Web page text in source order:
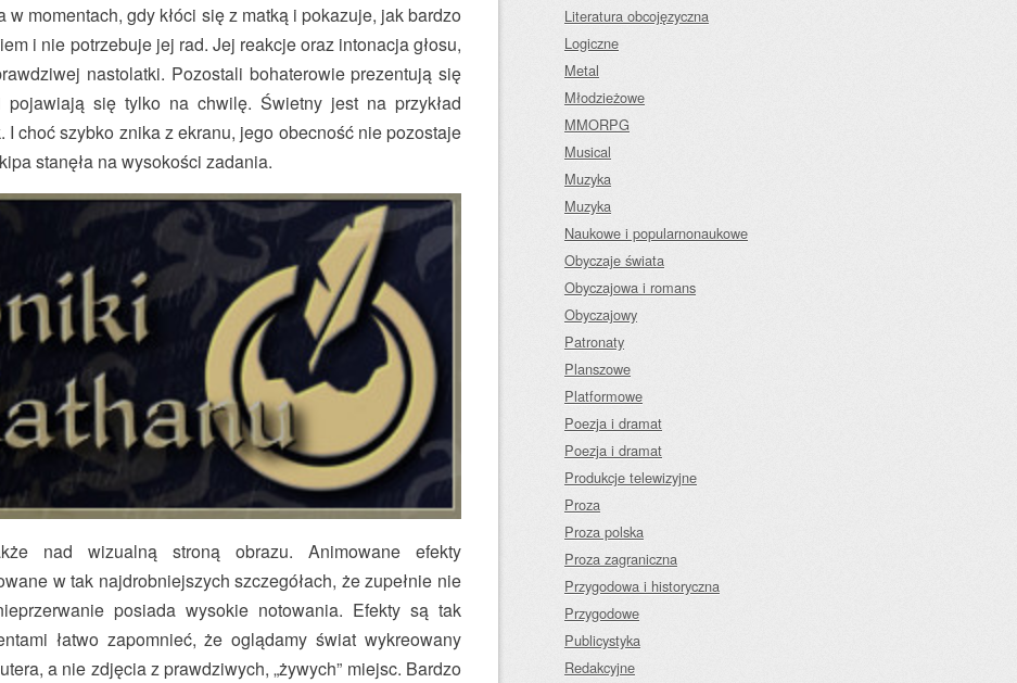
momentach, gdy kłóci się z matką i pokazuje, jak bardzo
i nie potrzebuje jej rad. Jej reakcje oraz intonacja głosu,
nastolatki. Pozostali bohaterowie prezentują się
pojawiają się tylko na chwilę. Świetny jest na przykład
I choć szybko znika z ekranu, jego obecność nie pozostaje
stanęła na wysokości zadania.
nad wizualną stroną obrazu. Animowane efekty
w tak najdrobniejszych szczegółach, że zupełnie nie
posiada wysokie notowania. Efekty są tak
łatwo zapomnieć, że oglądamy świat wykreowany
a nie zdjęcia z prawdziwych, „żywych” miejsc. Bardzo
Literatura obcojęzyczna
Logiczne
Metal
Młodzieżowe
MMORPG
Musical
Muzyka
Muzyka
Naukowe i popularnonaukowe
Obyczaje świata
Obyczajowa i romans
Obyczajowy
Patronaty
Planszowe
Platformowe
Poezja i dramat
Poezja i dramat
Produkcje telewizyjne
Proza
Proza polska
Proza zagraniczna
Przygodowa i historyczna
Przygodowe
Publicystyka
Redakcyjne